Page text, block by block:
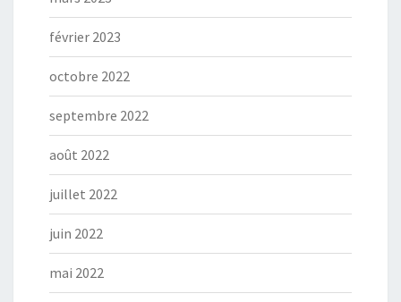
février 2023
octobre 2022
septembre 2022
août 2022
juillet 2022
juin 2022
mai 2022